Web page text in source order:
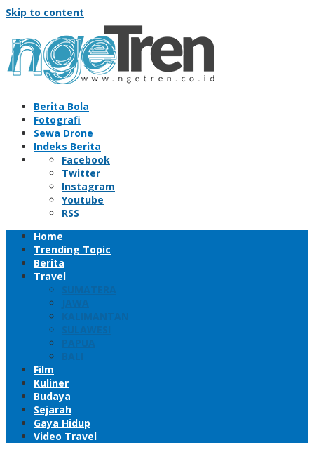
Skip to content
Berita Bola
Fotografi
Sewa Drone
Indeks Berita
Facebook
Twitter
Instagram
Youtube
RSS
Home
Trending Topic
Berita
Travel
SUMATERA
JAWA
KALIMANTAN
SULAWESI
PAPUA
BALI
Film
Kuliner
Budaya
Sejarah
Gaya Hidup
Video Travel